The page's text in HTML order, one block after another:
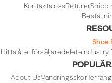
Kontakta ossReturer
Shoe
Hitta återförsäljaredeleteIndustry
About UsVandringsskor